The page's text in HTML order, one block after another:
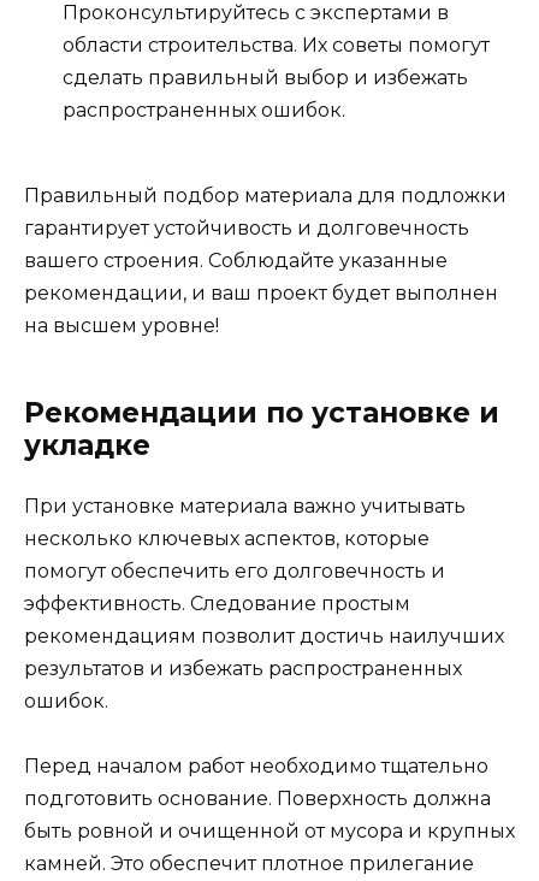
Проконсультируйтесь с экспертами в
области строительства. Их советы помогут
сделать правильный выбор и избежать
распространенных ошибок.
Правильный подбор материала для подложки
гарантирует устойчивость и долговечность
вашего строения. Соблюдайте указанные
рекомендации, и ваш проект будет выполнен
на высшем уровне!
Рекомендации по установке и
укладке
При установке материала важно учитывать
несколько ключевых аспектов, которые
помогут обеспечить его долговечность и
эффективность. Следование простым
рекомендациям позволит достичь наилучших
результатов и избежать распространенных
ошибок.
Перед началом работ необходимо тщательно
подготовить основание. Поверхность должна
быть ровной и очищенной от мусора и крупных
камней. Это обеспечит плотное прилегание